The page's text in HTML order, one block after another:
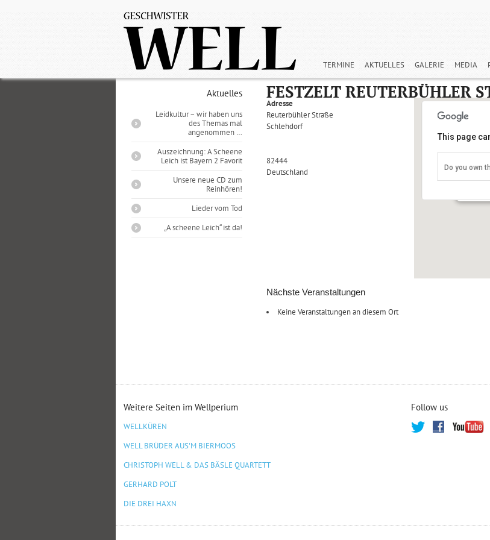
TERMINE AKTUELLES GALERIE MEDIA
FESTZELT REUTERBÜHLER
This page
Do you own
Adresse
Reuterbühler Straße
Schlehdorf
82444
Deutschland
Nächste Veranstaltungen
Keine Veranstaltungen an diesem Ort
Aktuelles
Leidkultur – wir haben uns
des Themas mal
angenommen …
Auszeichnung: A Scheene
Leich ist Bayern 2 Favorit
Unsere neue CD zum
Reinhören!
Lieder vom Tod
„A scheene Leich“ ist da!
Weitere Seiten im Wellperium
WELLKÜREN
WELL BRÜDER AUS'M BIERMOOS
CHRISTOPH WELL & DAS BÄSLE QUARTETT
GERHARD POLT
DIE DREI HAXN
Follow us